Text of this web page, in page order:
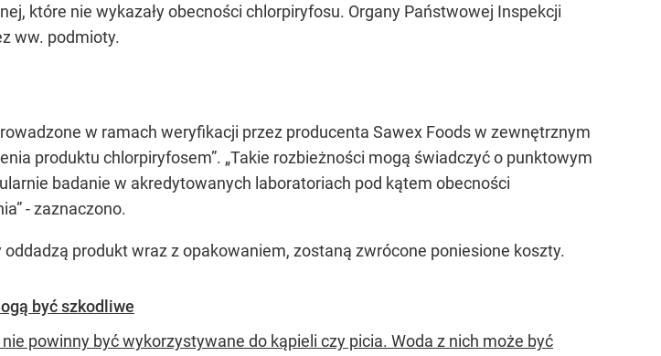
które nie wykazały obecności chlorpiryfosu. Organy Państwowej Inspekcji
ww. podmioty.
w ramach weryfikacji przez producenta Sawex Foods w zewnętrznym
produktu chlorpiryfosem”. „Takie rozbieżności mogą świadczyć o punktowym
badanie w akredytowanych laboratoriach pod kątem obecności
- zaznaczono.
produkt wraz z opakowaniem, zostaną zwrócone poniesione koszty.
być szkodliwe
powinny być wykorzystywane do kąpieli czy picia. Woda z nich może być